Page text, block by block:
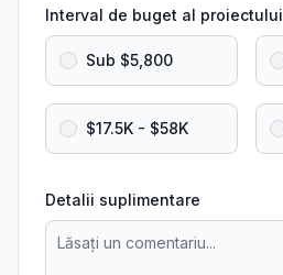
Interval de buget al proiectului
Sub $5,800
$17.5K - $58K
Detalii suplimentare